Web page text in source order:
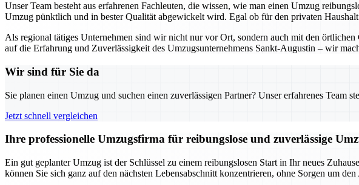
Unser Team besteht aus erfahrenen Fachleuten, die wissen, wie man einen Umzug
Umzug pünktlich und in bester Qualität abgewickelt wird. Egal ob für den privaten
Als regional tätiges Unternehmen sind wir nicht nur vor Ort, sondern auch mit den
auf die Erfahrung und Zuverlässigkeit des Umzugsunternehmens Sankt-Augustin – wir
Wir sind für Sie da
Sie planen einen Umzug und suchen einen zuverlässigen Partner? Unser erfahrenes
Jetzt schnell vergleichen
Ihre professionelle Umzugsfirma für reibungslose und zuverlässige
Ein gut geplanter Umzug ist der Schlüssel zu einem reibungslosen Start in Ihr neues
können Sie sich ganz auf den nächsten Lebensabschnitt konzentrieren, ohne Sorgen um